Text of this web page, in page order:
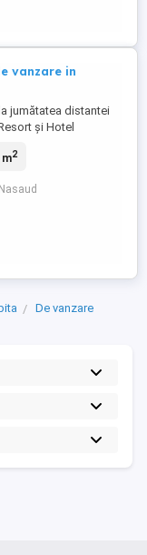
vanzare in
jumătatea distantei
și Hotel
2 clădiri, 2 parcări,
cladire are
de 369 mp, formată
...
2
De vanzare